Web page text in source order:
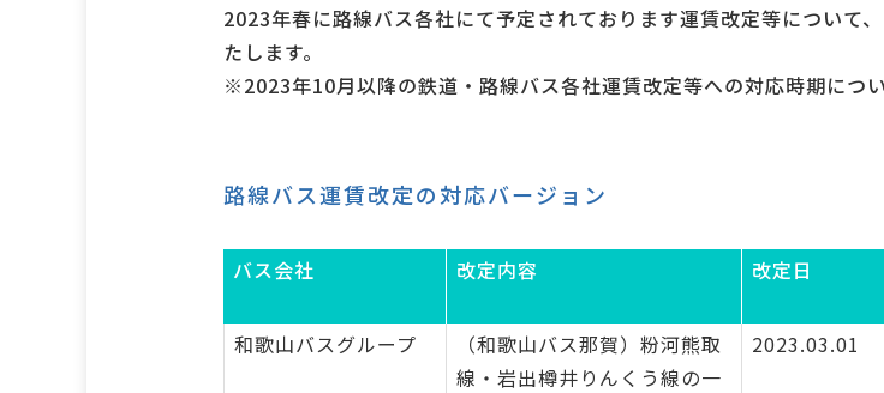
2023年春に路線バス各社にて予定されております運賃改定等について
たします。
※2023年10月以降の鉄道・路線バス各社運賃改定等への対応時期につい
路線バス運賃改定の対応バージョン
バス会社 改定内容 改定日
和歌山バスグループ
（和歌山バス那賀）粉河熊取
線・岩出樽井りんくう線の一
2023.03.01